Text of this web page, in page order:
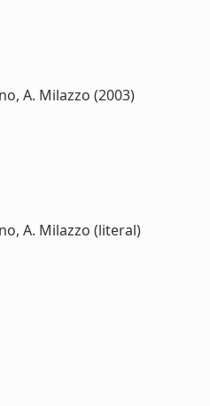
A. Milazzo (2003)
A. Milazzo (literal)